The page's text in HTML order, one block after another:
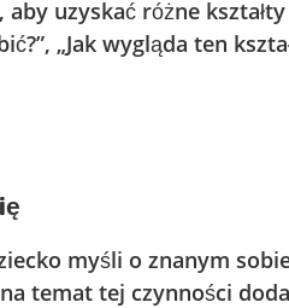
uzyskać różne
„Jak wygląda ten
myśli o znanym
temat tej czynności